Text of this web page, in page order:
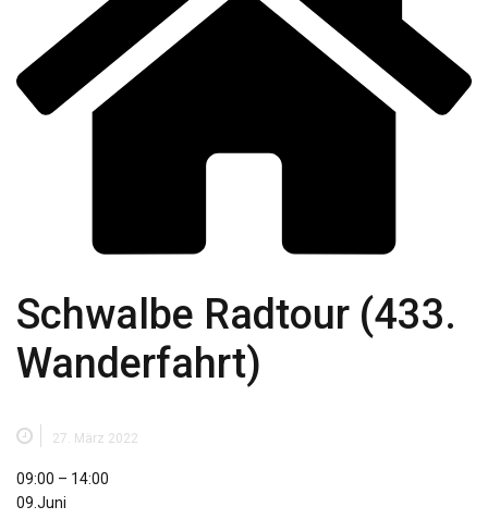
Schwalbe Radtour (433.
Wanderfahrt)
27. März 2022
Schwalbe
Radtour
09:00 – 14:00
09.Juni